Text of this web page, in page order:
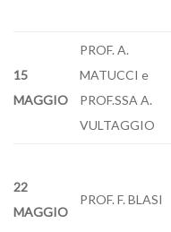
15
MAGGIO
PROF. A.
MATUCCI e
PROF.SSA A.
VULTAGGIO
22
MAGGIO
PROF. F. BLASI